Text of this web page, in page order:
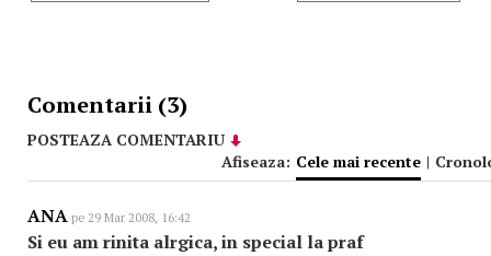
Comentarii (3)
POSTEAZA COMENTARIU
Afiseaza: Cele mai recente |
ANA pe 29 Mar 2008, 16:42
Si eu am rinita alrgica, in special la praf